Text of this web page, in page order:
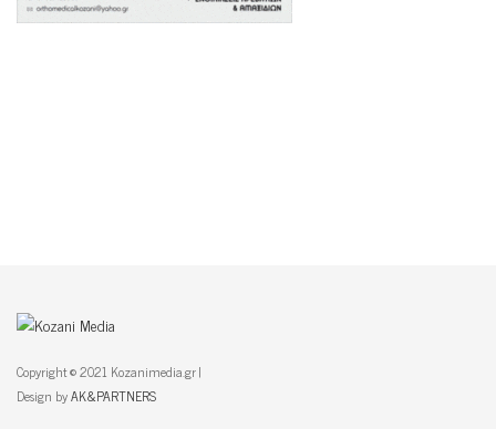
Copyright © 2021 Kozanimedia.gr |
Design byAK&PARTNERS